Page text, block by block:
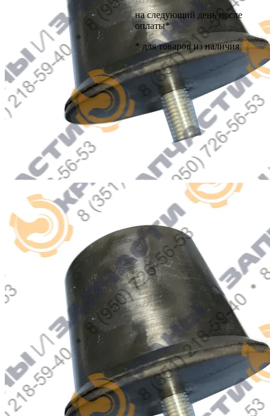
на следующий день после
оплаты*
* для товаров из наличия